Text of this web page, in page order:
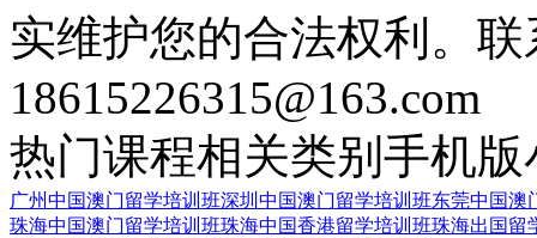
实维护您的合法权利。
18615226315@163.com
热门课程相关类别 手机版
广州中国澳门留学培训班深圳中国澳门留学培训班东莞中国澳
珠海中国澳门留学培训班珠海中国香港留学培训班珠海出国留